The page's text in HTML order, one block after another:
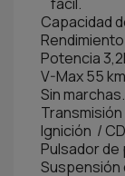
Capacidad
Potencia
V-Max 55
Sin marchas.
Ignición /
Pulsador de
Suspensión